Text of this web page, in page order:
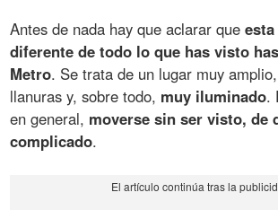
Antes de nada hay que aclarar que
diferente de todo lo que has visto
Metro. Se trata de un lugar muy
llanuras y, sobre todo, muy iluminado.
en general, moverse sin ser visto, de
complicado.